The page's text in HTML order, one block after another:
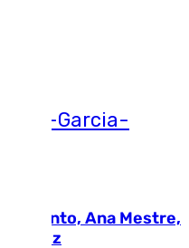
Ana Mestre,
Cádiz